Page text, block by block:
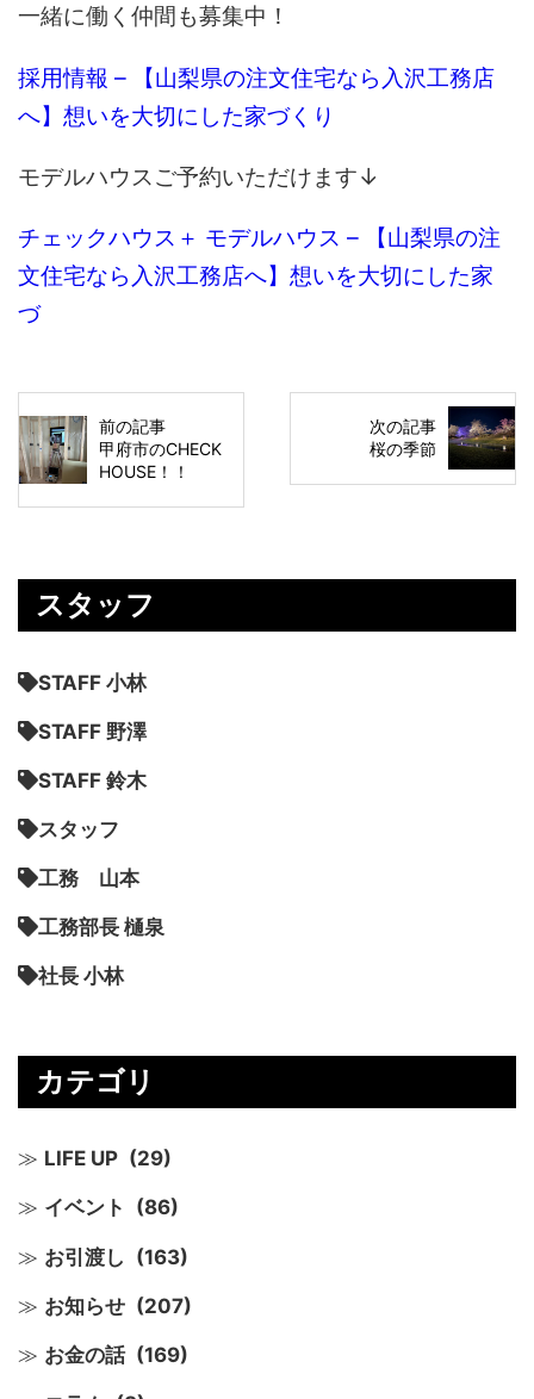
一緒に働く仲間も募集中！
採用情報 – 【山梨県の注文住宅なら入沢工務店
へ】想いを大切にした家づくり
モデルハウスご予約いただけます↓
チェックハウス＋ モデルハウス – 【山梨県の注
文住宅なら入沢工務店へ】想いを大切にした家
づ
前の記事
甲府市のCHECK
HOUSE！！
次の記事
桜の季節
スタッフ
STAFF 小林
STAFF 野澤
STAFF 鈴木
スタッフ
工務 山本
工務部長 樋泉
社長 小林
カテゴリ
LIFE UP (29)
イベント (86)
お引渡し (163)
お知らせ (207)
お金の話 (169)